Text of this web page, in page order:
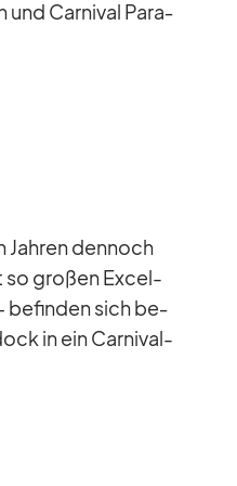
und Car­ni­val Pa­ra­
Jah­ren den­noch
so gro­ßen Ex­cel-
be­fin­den sich be­
in ein Car­ni­val-